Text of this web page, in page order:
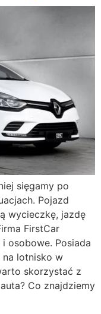
sięgamy po
Pojazd
wycieczkę, jazdę
FirstCar
osobowe. Posiada
na lotnisko w
skorzystać z
Co znajdziemy